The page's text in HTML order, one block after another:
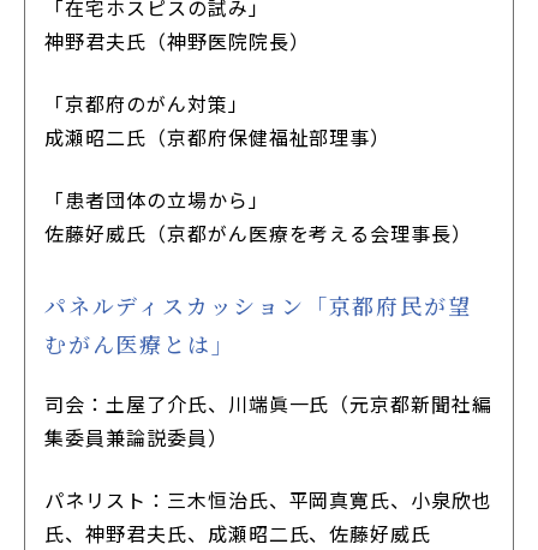
「在宅ホスピスの試み」
神野君夫氏（神野医院院長）
「京都府のがん対策」
成瀬昭二氏（京都府保健福祉部理事）
「患者団体の立場から」
佐藤好威氏（京都がん医療を考える会理事長）
パネルディスカッション「京都府民が望
むがん医療とは」
司会：土屋了介氏、川端眞一氏（元京都新聞社編
集委員兼論説委員）
パネリスト：三木恒治氏、平岡真寛氏、小泉欣也
氏、神野君夫氏、成瀬昭二氏、佐藤好威氏